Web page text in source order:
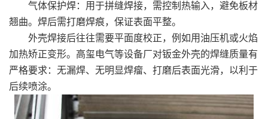
气体保护焊：用于拼缝焊接，需控制热输入，避免板材
翘曲。焊后需打磨焊痕，保证表面平整。
外壳焊接后往往需要平面度校正，例如用油压机或火焰
加热矫正变形。高玺电气等设备厂对钣金外壳的焊缝质量有
严格要求：无漏焊、无明显焊瘤、打磨后表面光滑，以利于
后续喷涂。